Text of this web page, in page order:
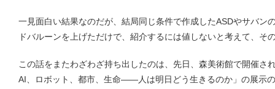
一見面白い結果なのだが、結局同じ条件で作成したASDやサバン
ドバルーンを上げただけで、紹介するには値しないと考えて、そ
この話をまたわざわざ持ち出したのは、先日、森美術館で開催さ
AI、ロボット、都市、生命――人は明日どう生きるのか」の展示